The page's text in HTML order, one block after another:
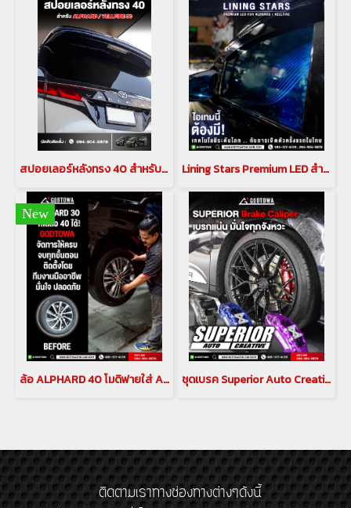
สปอยเลอร์หลังทรง 40 สำหรับ ALPHARD / VELLFIRE 30 Lining Stars Premium LED สำหรับ อัลพาร์ด เวลไฟร์ ALPHARD / VELLFIRE 30 รุ่นปี 2015-2023
New
ล้อ ALPHARD 40 โมดิฟายใส่ ALPHARD 30 ชุดเบรค Superior Auto Creative CALIPER BREAK คาลิปเปอร์เบรก สำหรับรถยนต์ ALPHARD / VELLFIRE 30
ติดตามเราทางช่องทางต่างๆดังนี้